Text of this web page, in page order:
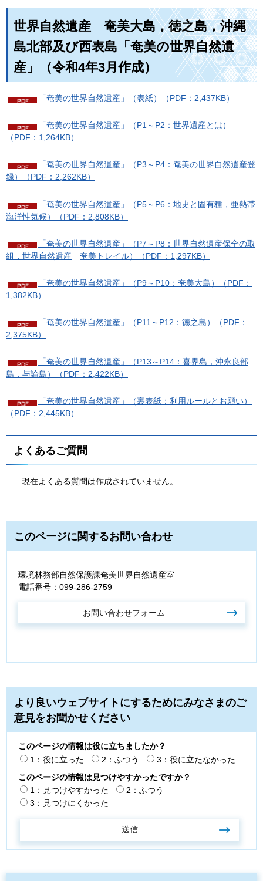
世界自然遺産 奄美大島，徳之島，沖縄
島北部及び西表島「奄美の世界自然遺
産」（令和4年3月作成）
「奄美の世界自然遺産」（表紙）（PDF：2,437KB）
「奄美の世界自然遺産」（P1～P2：世界遺産とは）
（PDF：1,264KB）
「奄美の世界自然遺産」（P3～P4：奄美の世界自然遺産登
録）（PDF：2,262KB）
「奄美の世界自然遺産」（P5～P6：地史と固有種，亜熱帯
海洋性気候）（PDF：2,808KB）
「奄美の世界自然遺産」（P7～P8：世界自然遺産保全の取
組，世界自然遺産
奄美トレイル）（PDF：1,297KB）
「奄美の世界自然遺産」（P9～P10：奄美大島）（PDF：
1,382KB）
「奄美の世界自然遺産」（P11～P12：徳之島）（PDF：
2,375KB）
「奄美の世界自然遺産」（P13～P14：喜界島，沖永良部
島，与論島）（PDF：2,422KB）
「奄美の世界自然遺産」（裏表紙：利用ルールとお願い）
（PDF：2,445KB）
よくあるご質問
現在よくある質問は作成されていません。
このページに関するお問い合わせ
環境林務部自然保護課奄美世界自然遺産室
電話番号：099-286-2759
より良いウェブサイトにするためにみなさまのご
意見をお聞かせください
このページの情報は役に立ちましたか？
1：役に立った
2：ふつう
3：役に立たなかった
このページの情報は見つけやすかったですか？
1：見つけやすかった
2：ふつう
3：見つけにくかった